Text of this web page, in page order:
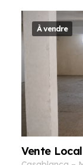
À vendre
Vente